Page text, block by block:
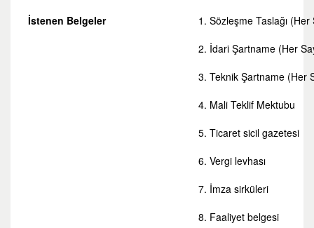
İstenen Belgeler
1. Sözleşme Taslağı (Her
2. İdari Şartname (Her
3. Teknik Şartname (Her
4. Mali Teklif Mektubu
5. Ticaret sicil gazetesi
6. Vergi levhası
7. İmza sirküleri
8. Faaliyet belgesi